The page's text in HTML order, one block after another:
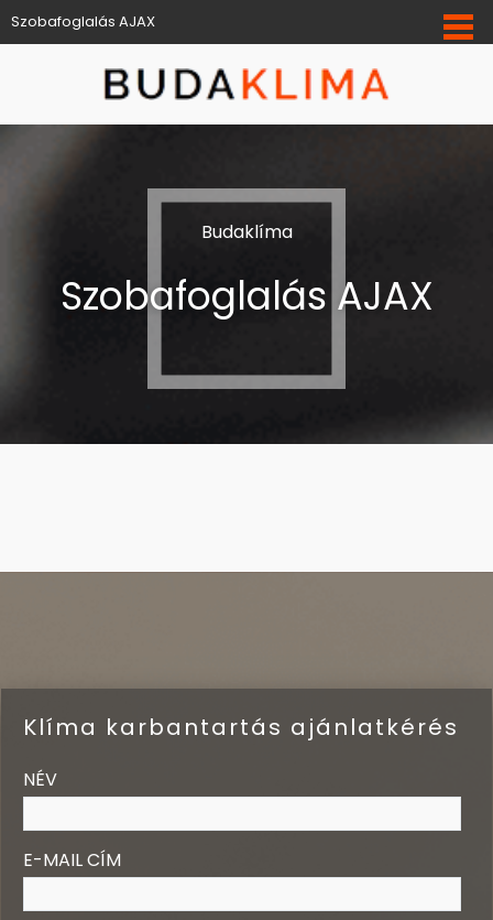
Szobafoglalás AJAX
Budaklíma
Szobafoglalás AJAX
Klíma karbantartás ajánlatkérés
NÉV
E-MAIL CÍM